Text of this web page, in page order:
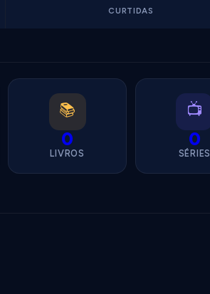
CURTIDAS
📚
0
LIVROS
📺
0
SÉRIES